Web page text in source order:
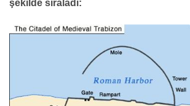
şekilde sıraladı: